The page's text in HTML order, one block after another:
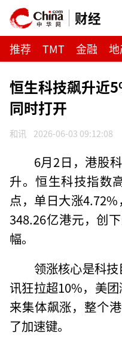
财经
推荐 TMT 金融
恒生科技飙升近
同时打开
和讯 2026-06-03 09:12:08
6月2日，港股
升。恒生科技指数
点，单日大涨
348.26亿港元，创
幅。
领涨核心是科
讯狂拉超10%，美
来集体飙涨，整个
了加速键。